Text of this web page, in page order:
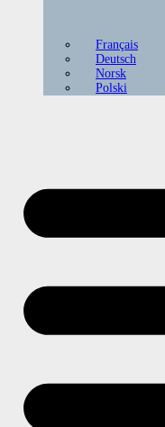
Français
Deutsch
Norsk
Polski